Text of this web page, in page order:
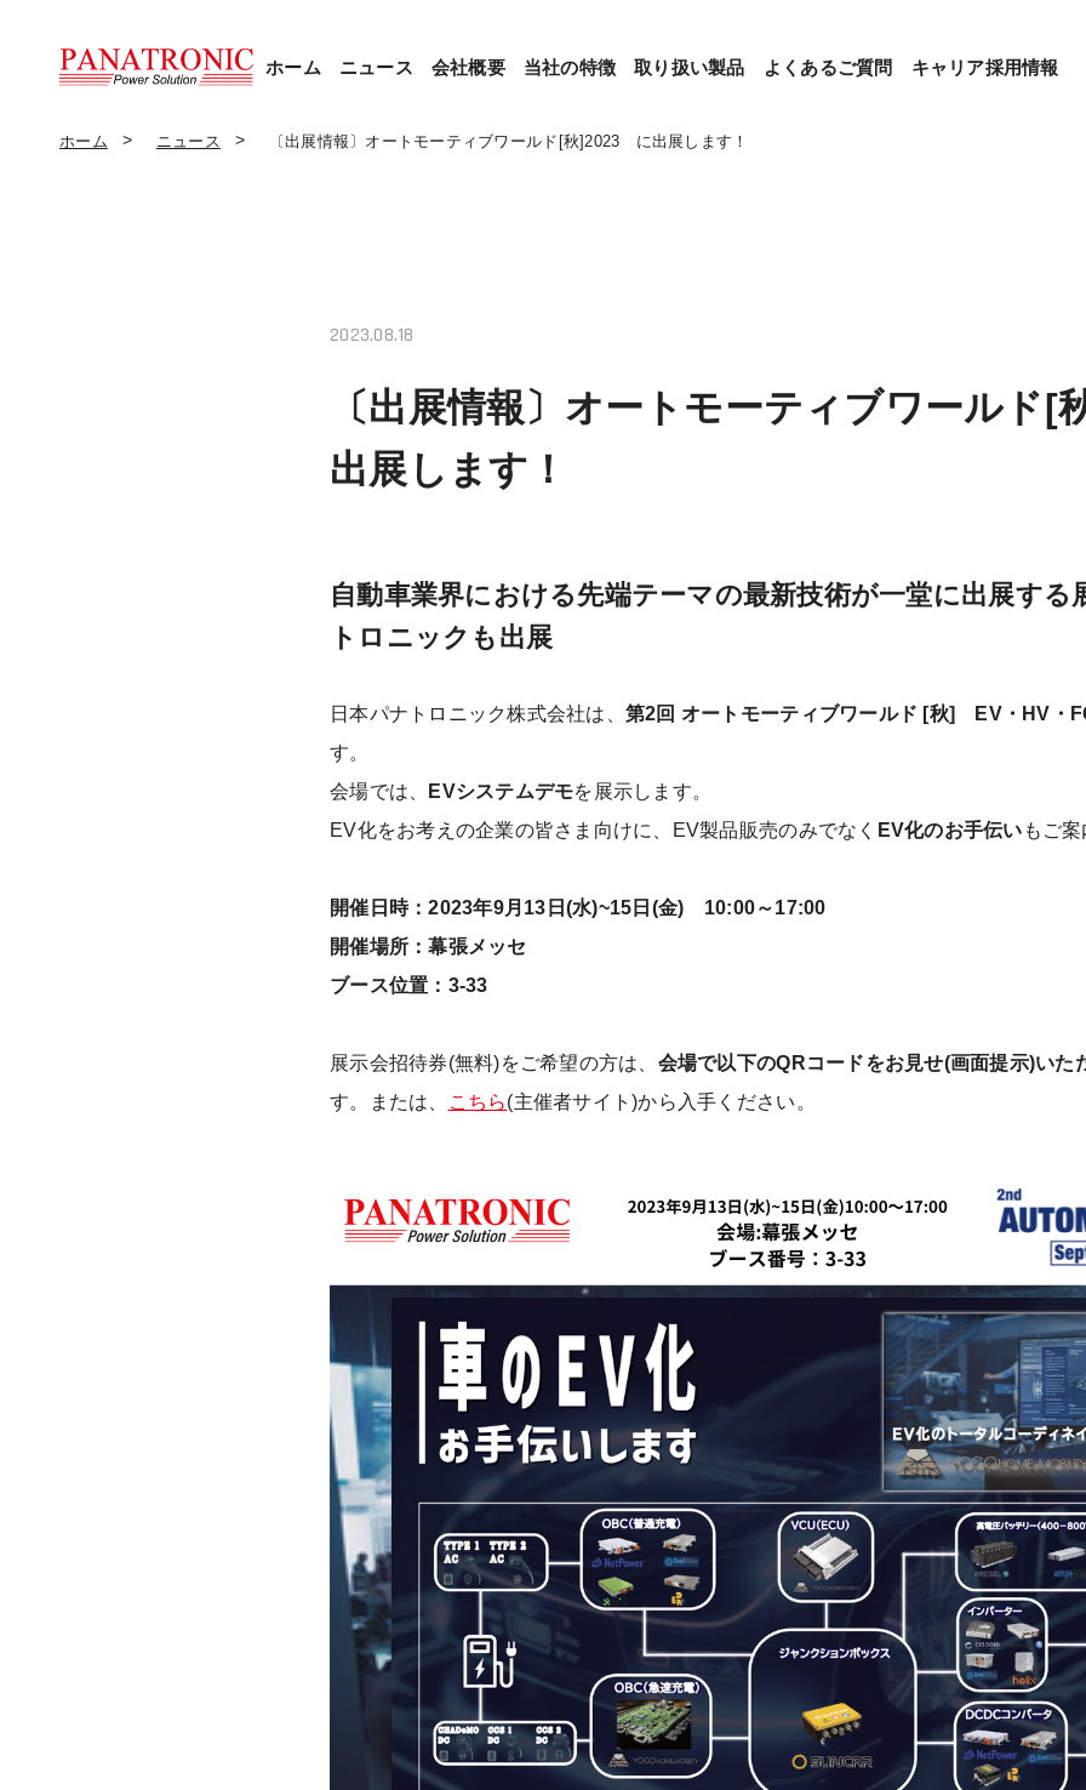
ホーム ニュース 会社概要 当社の特徴 取り扱い製品 よくあるご質問 キャリア採用情報
ホーム ニュース 〔出展情報〕オートモーティブワールド[秋]2023 に出展します！
2023.08.18
〔出展情報〕オートモーティブワール
出展します！
自動車業界における先端テーマの最新技術が一堂に出展する
トロニックも出展
日本パナトロニック株式会社は、 第2回 オートモーティブワールド [秋] EV・HV・
す。
会場では、
EVシステムデモを展示します。
EV化をお考えの企業の皆さま向けに、EV製品販売のみでなく EV化のお手伝い もご
開催日時：2023年9月13日(水)~15日(金) 10:00～17:00
開催場所：幕張メッセ
ブース位置：3-33
展示会招待券(無料)をご希望の方は、 会場で以下のQRコードをお見せ(画面提示)いた
す。または、
こちら(主催者サイト)から入手ください。